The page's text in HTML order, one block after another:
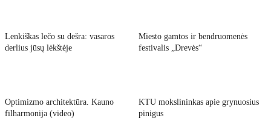
Lenkiškas lečo su dešra: vasaros
derlius jūsų lėkštėje
Miesto gamtos ir bendruomenės
festivalis „Drevės“
Optimizmo architektūra. Kauno
filharmonija (video)
KTU mokslininkas apie grynuosius
pinigus